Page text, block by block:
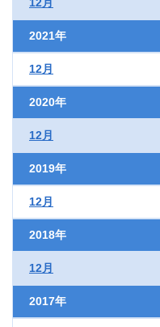
12月
2021年
12月
2020年
12月
2019年
12月
2018年
12月
2017年